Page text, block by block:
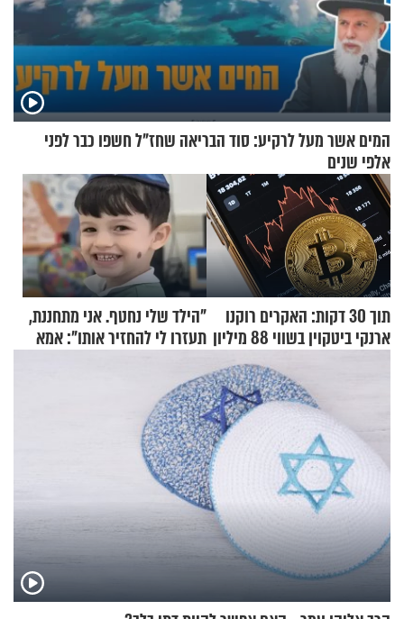
המים אשר מעל לרקיע: סוד הבריאה שחז"ל חשפו כבר לפני
אלפי שנים
תוך 30 דקות: האקרים רוקנו
ארנקי ביטקוין בשווי 88 מיליון
"הילד שלי נחטף. אני מתחננת,
תעזרו לי להחזיר אותו": אמא